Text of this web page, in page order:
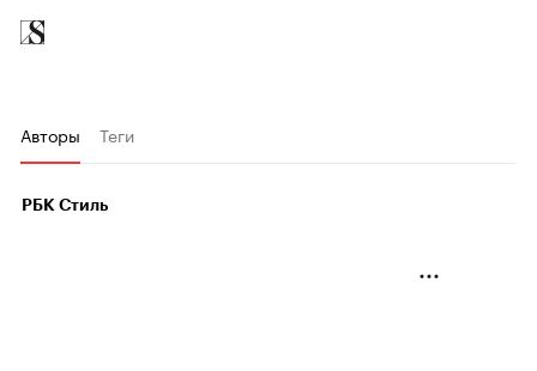
Авторы Теги
РБК Стиль